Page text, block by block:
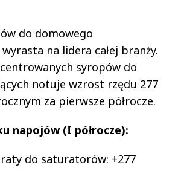
do domowego
na lidera całej branży.
syropów do
notuje wzrost rzędu 277
za pierwsze półrocze.
napojów (I półrocze):
do saturatorów: +277